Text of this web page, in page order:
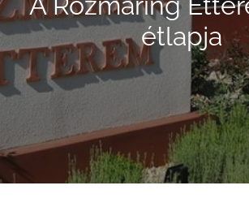
étlapja